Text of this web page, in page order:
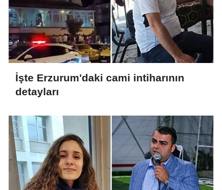
İşte Erzurum'daki cami intiharının
detayları